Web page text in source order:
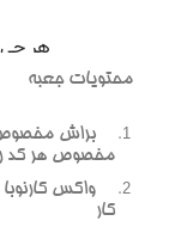
محتويات جعبه
براش مخصوص
مخصوص هر کد
واکس کارنوبا
کار